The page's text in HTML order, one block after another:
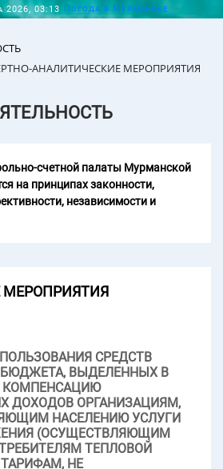
2026, 03:13 Погода в Мурманске
АНАЛИТИЧЕСКИЕ МЕРОПРИЯТИЯ
счетной палаты Мурманской
на принципах законности,
независимости и
СРЕДСТВ
ВЫДЕЛЕННЫХ В
КОМПЕНСАЦИЮ
ДОХОДОВ ОРГАНИЗАЦИЯМ,
НАСЕЛЕНИЮ УСЛУГИ
(ОСУЩЕСТВЛЯЮЩИМ
ТЕПЛОВОЙ
НЕ